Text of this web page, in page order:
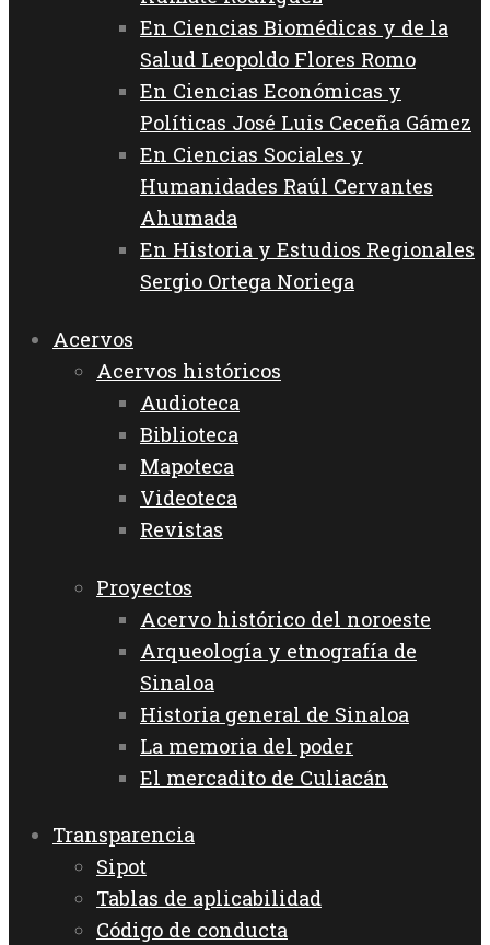
En Ciencias Biomédicas y de la
Salud Leopoldo Flores Romo
En Ciencias Económicas y
Políticas José Luis Ceceña Gámez
En Ciencias Sociales y
Humanidades Raúl Cervantes
Ahumada
En Historia y Estudios Regionales
Sergio Ortega Noriega
Acervos
Acervos históricos
Audioteca
Biblioteca
Mapoteca
Videoteca
Revistas
Proyectos
Acervo histórico del noroeste
Arqueología y etnografía de
Sinaloa
Historia general de Sinaloa
La memoria del poder
El mercadito de Culiacán
Transparencia
Sipot
Tablas de aplicabilidad
Código de conducta